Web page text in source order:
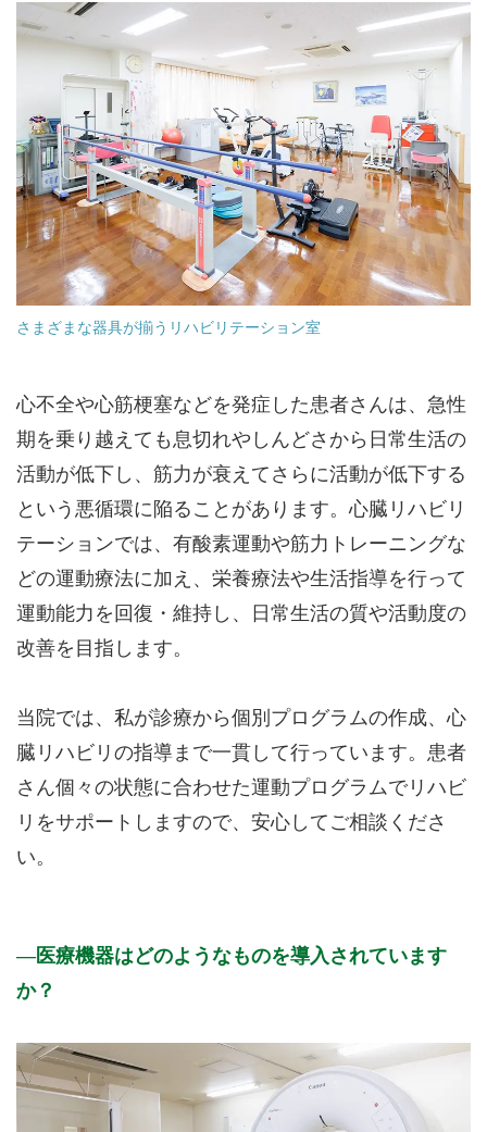
さまざまな器具が揃うリハビリテーション室
心不全や心筋梗塞などを発症した患者さんは、急性
期を乗り越えても息切れやしんどさから日常生活の
活動が低下し、筋力が衰えてさらに活動が低下する
という悪循環に陥ることがあります。心臓リハビリ
テーションでは、有酸素運動や筋力トレーニングな
どの運動療法に加え、栄養療法や生活指導を行って
運動能力を回復・維持し、日常生活の質や活動度の
改善を目指します。
当院では、私が診療から個別プログラムの作成、心
臓リハビリの指導まで一貫して行っています。患者
さん個々の状態に合わせた運動プログラムでリハビ
リをサポートしますので、安心してご相談くださ
い。
医療機器はどのようなものを導入されています
か？